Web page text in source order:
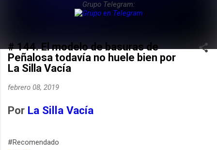
Grupo Telegram:
# 144. El modelo de basuras de
Peñalosa todavía no huele bien por
La Silla Vacía
febrero 08, 2019
Por La Silla Vacía
#Recomendado